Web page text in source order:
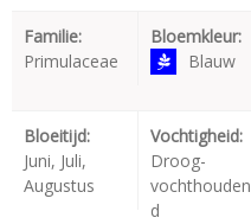
Familie:
Primulaceae
Bloemkleur:
Blauw
Bloeitijd:
Juni, Juli,
Augustus
Vochtigheid:
Droog-
vochthouden
d